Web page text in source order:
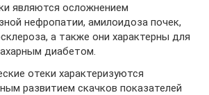
являются осложнением
нефропатии, амилоидоза почек,
а также они характерны для
диабетом.
отеки характеризуются
развитием скачков показателей